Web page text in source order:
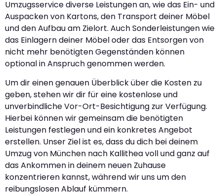
Umzugsservice diverse Leistungen an, wie das Ein- und
Auspacken von Kartons, den Transport deiner Möbel
und den Aufbau am Zielort. Auch Sonderleistungen wie
das Einlagern deiner Möbel oder das Entsorgen von
nicht mehr benötigten Gegenständen können
optional in Anspruch genommen werden.
Um dir einen genauen Überblick über die Kosten zu
geben, stehen wir dir für eine kostenlose und
unverbindliche Vor-Ort-Besichtigung zur Verfügung.
Hierbei können wir gemeinsam die benötigten
Leistungen festlegen und ein konkretes Angebot
erstellen. Unser Ziel ist es, dass du dich bei deinem
Umzug von München nach Kallithea voll und ganz auf
das Ankommen in deinem neuen Zuhause
konzentrieren kannst, während wir uns um den
reibungslosen Ablauf kümmern.